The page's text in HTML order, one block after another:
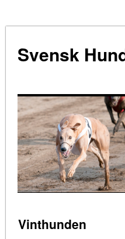
UPPFÖDARE
VINTHUNDEN
SPORTEN
DJURSKYDD
SM
SHCF
Svensk
Vinthunden